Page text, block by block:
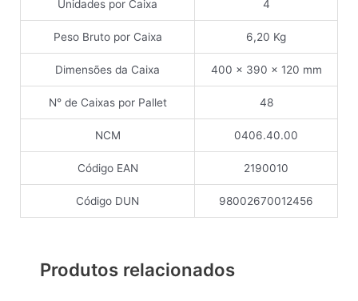
Unidades por Caixa 4
Peso Bruto por Caixa 6,20 Kg
Dimensões da Caixa 400 x 390 x 120 mm
N° de Caixas por Pallet 48
NCM 0406.40.00
Código EAN 2190010
Código DUN 98002670012456
Produtos relacionados